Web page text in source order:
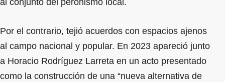
Por el contrario, tejió acuerdos con espacios ajenos
al campo nacional y popular. En 2023 apareció junto
a Horacio Rodríguez Larreta en un acto presentado
como la construcción de una “nueva alternativa de